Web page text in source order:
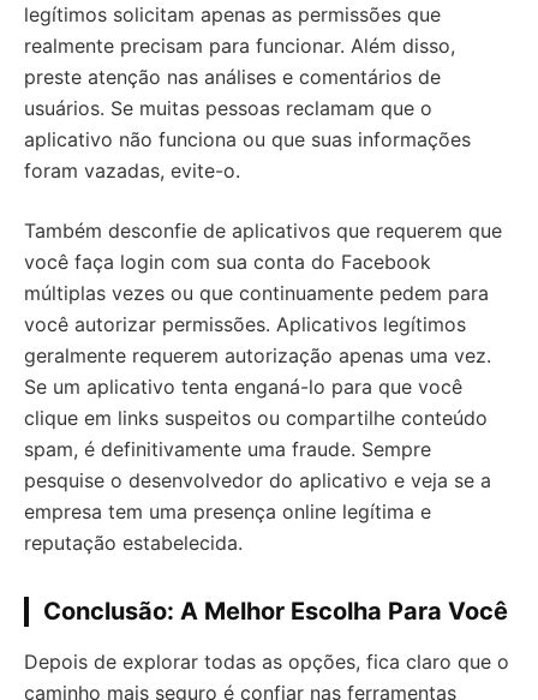
legítimos solicitam apenas as permissões que
realmente precisam para funcionar. Além disso,
preste atenção nas análises e comentários de
usuários. Se muitas pessoas reclamam que o
aplicativo não funciona ou que suas informações
foram vazadas, evite-o.
Também desconfie de aplicativos que requerem que
você faça login com sua conta do Facebook
múltiplas vezes ou que continuamente pedem para
você autorizar permissões. Aplicativos legítimos
geralmente requerem autorização apenas uma vez.
Se um aplicativo tenta enganá-lo para que você
clique em links suspeitos ou compartilhe conteúdo
spam, é definitivamente uma fraude. Sempre
pesquise o desenvolvedor do aplicativo e veja se a
empresa tem uma presença online legítima e
reputação estabelecida.
Conclusão: A Melhor Escolha Para Você
Depois de explorar todas as opções, fica claro que o
caminho mais seguro é confiar nas ferramentas